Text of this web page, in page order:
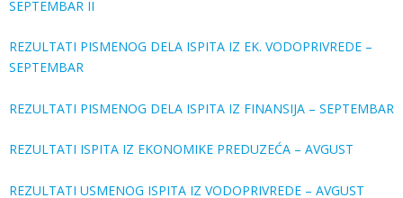
SEPTEMBAR II
REZULTATI PISMENOG DELA ISPITA IZ EK. VODOPRIVREDE –
SEPTEMBAR
REZULTATI PISMENOG DELA ISPITA IZ FINANSIJA – SEPTEMBAR
REZULTATI ISPITA IZ EKONOMIKE PREDUZEĆA – AVGUST
REZULTATI USMENOG ISPITA IZ VODOPRIVREDE – AVGUST